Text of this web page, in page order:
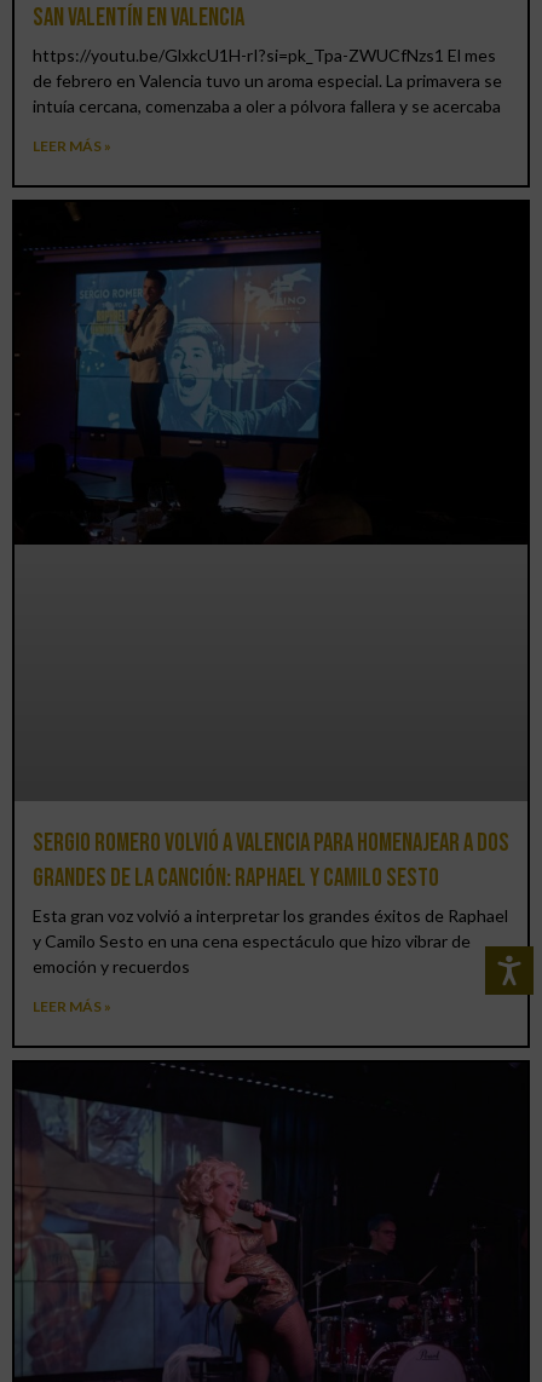
San Valentín en Valencia
https://youtu.be/GlxkcU1H-rI?si=pk_Tpa-ZWUCfNzs1 El mes
de febrero en Valencia tuvo un aroma especial. La primavera se
intuía cercana, comenzaba a oler a pólvora fallera y se acercaba
LEER MÁS »
Sergio Romero volvió a Valencia para homenajear a dos
grandes de la canción: Raphael y Camilo Sesto
Esta gran voz volvió a interpretar los grandes éxitos de Raphael
y Camilo Sesto en una cena espectáculo que hizo vibrar de
emoción y recuerdos
LEER MÁS »